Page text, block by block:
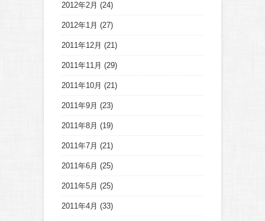
2012年2月 (24)
2012年1月 (27)
2011年12月 (21)
2011年11月 (29)
2011年10月 (21)
2011年9月 (23)
2011年8月 (19)
2011年7月 (21)
2011年6月 (25)
2011年5月 (25)
2011年4月 (33)